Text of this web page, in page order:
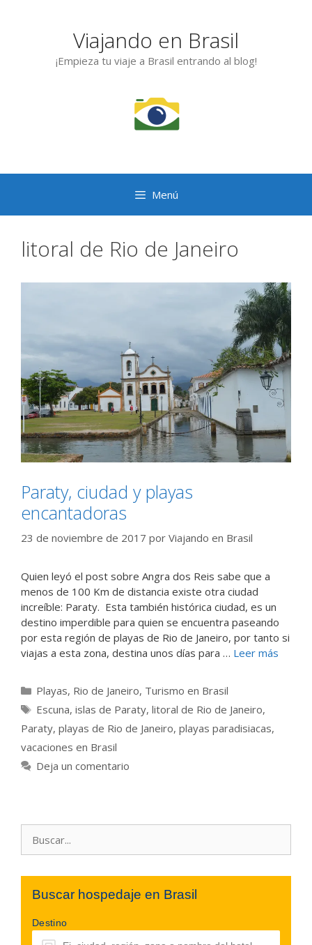
Viajando en Brasil
¡Empieza tu viaje a Brasil entrando al blog!
Menú
litoral de Rio de Janeiro
Paraty, ciudad y playas
encantadoras
23 de noviembre de 2017 por Viajando en Brasil
Quien leyó el post sobre Angra dos Reis sabe que a
menos de 100 Km de distancia existe otra ciudad
increíble: Paraty. Esta también histórica ciudad, es un
destino imperdible para quien se encuentra paseando
por esta región de playas de Rio de Janeiro, por tanto si
viajas a esta zona, destina unos días para … Leer más
Categorías
Playas, Rio de Janeiro, Turismo en Brasil
Etiquetas
Escuna, islas de Paraty, litoral de Rio de Janeiro,
Paraty, playas de Rio de Janeiro, playas paradisiacas,
vacaciones en Brasil
Deja un comentario
Buscar hospedaje en Brasil
Destino